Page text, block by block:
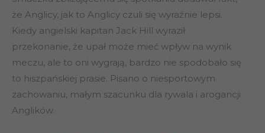
że Anglicy, jak to Anglicy czuli się wyraźnie lepsi.
Kiedy angielski kapitan Jack Hill wyraził
przekonanie, że upał może mieć wpływ na wynik
meczu, ale to oni wygrają, bardzo nie spodobało się
to hiszpańskiej prasie. Pisano o niesportowym
zachowaniu, małym szacunku dla rywala i arogancji
Anglików.